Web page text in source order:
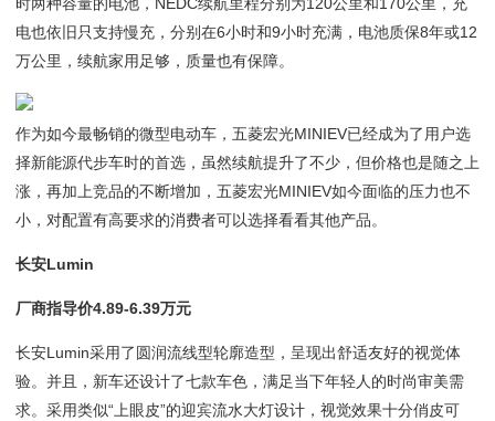
时两种容量的电池，NEDC续航里程分别为120公里和170公里，充
电也依旧只支持慢充，分别在6小时和9小时充满，电池质保8年或12
万公里，续航家用足够，质量也有保障。
作为如今最畅销的微型电动车，五菱宏光MINIEV已经成为了用户选
择新能源代步车时的首选，虽然续航提升了不少，但价格也是随之上
涨，再加上竞品的不断增加，五菱宏光MINIEV如今面临的压力也不
小，对配置有高要求的消费者可以选择看看其他产品。
长安Lumin
厂商指导价4.89-6.39万元
长安Lumin采用了圆润流线型轮廓造型，呈现出舒适友好的视觉体
验。并且，新车还设计了七款车色，满足当下年轻人的时尚审美需
求。采用类似“上眼皮”的迎宾流水大灯设计，视觉效果十分俏皮可